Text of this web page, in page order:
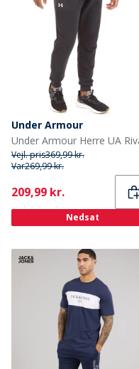
Under Armour
Vejl. pris369,99 kr.
Var269,99 kr.
Current
209,99 kr.
Nedsat